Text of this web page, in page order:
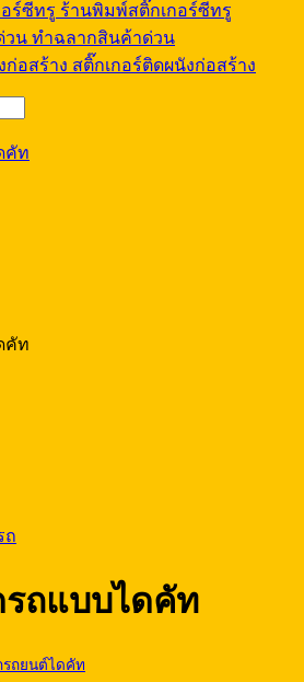
ร้านพิมพ์สติ๊กเกอร์ซีทรู
ทำฉลากสินค้าด่วน
สติ๊กเกอร์ติดผนังก่อสร้าง
ถ
รถแบบไดคัท